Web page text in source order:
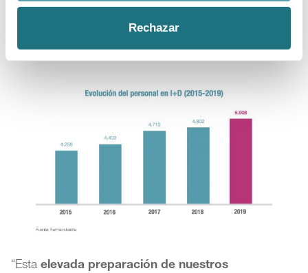
Rechazar
farmacéutica, que sigue siendo uno de sus principales
rasgos diferenciales: el 87,8% de esos cinco mil
universitarios(licenciados, grados y doctores).
“Estaelevada preparación de nuestros